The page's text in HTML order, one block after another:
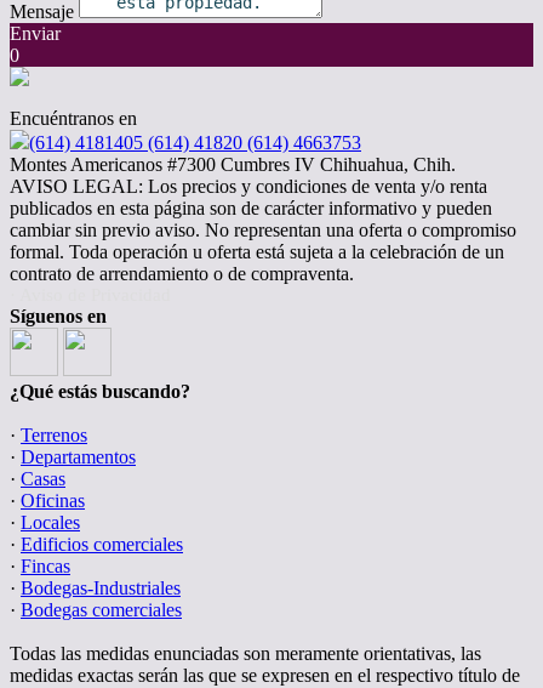
Mensaje
Enviar
0
Encuéntranos en
(614) 4181405 (614) 41820 (614) 4663753
Montes Americanos #7300 Cumbres IV Chihuahua, Chih.
AVISO LEGAL: Los precios y condiciones de venta y/o renta
publicados en esta página son de carácter informativo y pueden
cambiar sin previo aviso. No representan una oferta o compromiso
formal. Toda operación u oferta está sujeta a la celebración de un
contrato de arrendamiento o de compraventa.
Síguenos en
¿Qué estás buscando?
· Terrenos
· Departamentos
· Casas
· Oficinas
· Locales
· Edificios comerciales
· Fincas
· Bodegas-Industriales
· Bodegas comerciales
Todas las medidas enunciadas son meramente orientativas, las
medidas exactas serán las que se expresen en el respectivo título de